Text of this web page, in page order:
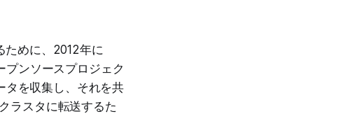
ために、2012年に
ンソースプロジェク
タを収集し、それを共
ラスタに転送するた